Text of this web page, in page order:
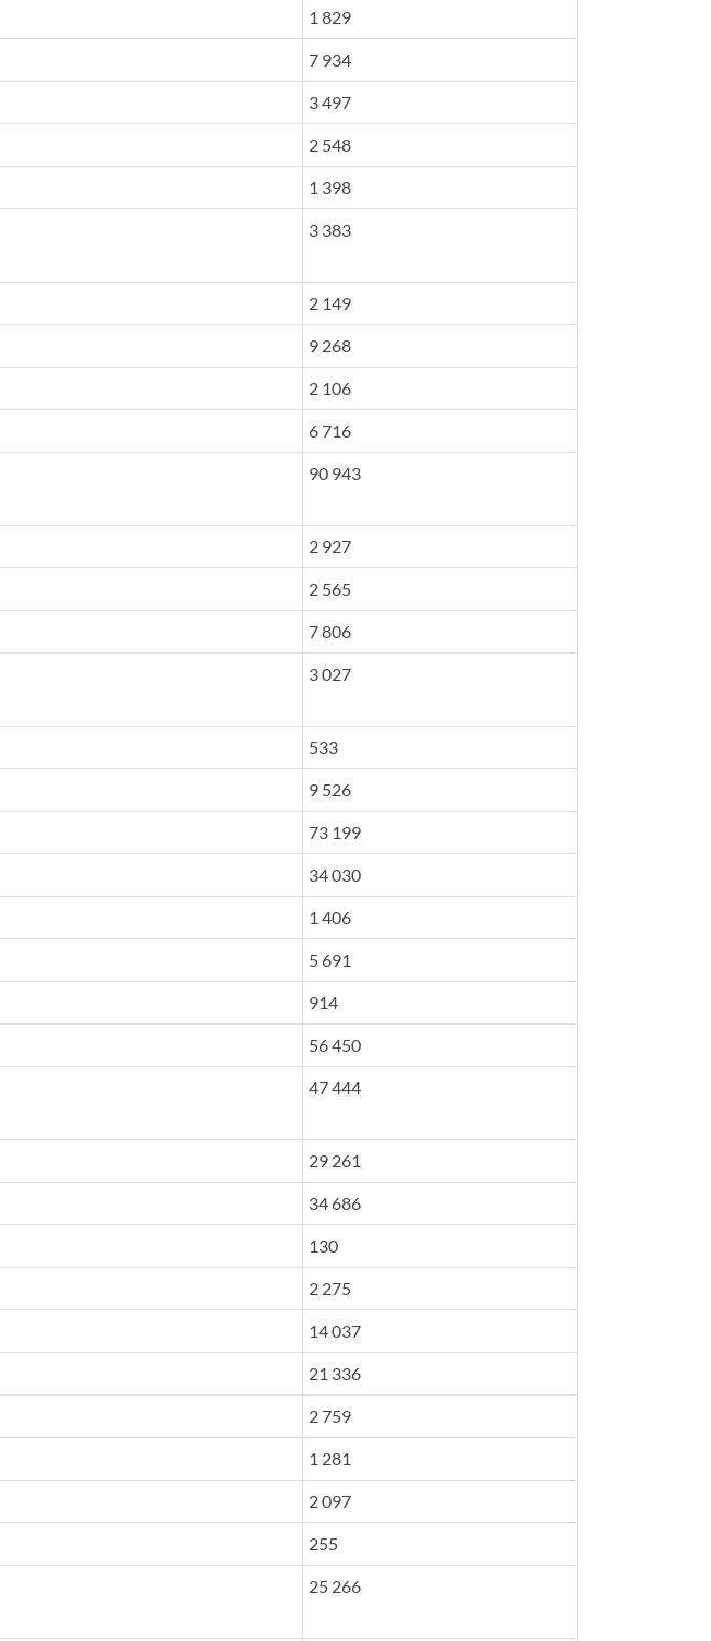
1 829
7 934
3 497
2 548
1 398
3 383
2 149
9 268
2 106
6 716
90 943
2 927
2 565
7 806
3 027
533
9 526
73 199
34 030
1 406
5 691
914
56 450
47 444
29 261
34 686
130
2 275
14 037
21 336
2 759
1 281
2 097
255
25 266